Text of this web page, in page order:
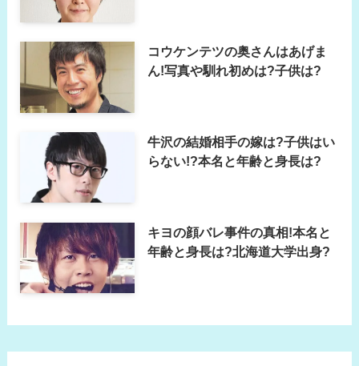
コウケンテツの奥さんはあげま
ん!写真や馴れ初めは?子供は?
牛沢の結婚相手の嫁は?子供はい
らない!?本名と年齢と身長は?
キヨの顔バレ事件の真相!本名と
年齢と身長は?北海道大学出身?